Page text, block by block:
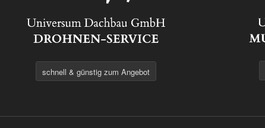
schnell & günstig zum Angebot